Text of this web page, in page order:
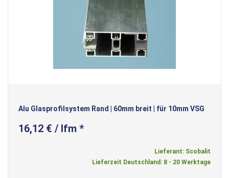
Alu Glasprofilsystem Rand | 60mm breit | für 10mm VSG
16,12 € / lfm *
Lieferant: Scobalit
Lieferzeit Deutschland: 8 - 20 Werktage